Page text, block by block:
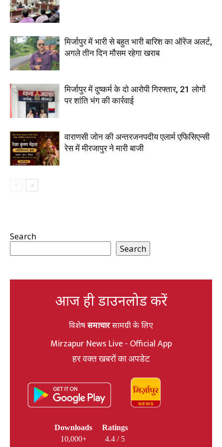
मिर्जापुर में भारी से बहुत भारी बारिश का ऑरेंज अलर्ट,
अगले तीन दिन मौसम रहेगा खराब
मिर्जापुर में दुष्कर्म के दो आरोपी गिरफ्तार, 21 लोगों
पर शांति भंग की कार्रवाई
वाराणसी जोन की अन्तरजनपदीय एलार्म एफिसिएन्सी
रेस में मीरजापुर ने मारी बाजी
Search
Search
आज ही डाउनलोड करें
विशेषसमाचारसामग्री के लिए
Mirzapur News Live - Official App
हर वक्त खबरों का अपडेट
Downloads
10,000+
Ratings
4.4 / 5